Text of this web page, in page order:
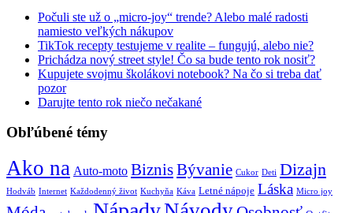
Počuli ste už o „micro-joy“ trende? Alebo malé radosti
namiesto veľkých nákupov
TikTok recepty testujeme v realite – fungujú, alebo nie?
Prichádza nový street style! Čo sa bude tento rok nosiť?
Kupujete svojmu školákovi notebook? Na čo si treba dať
pozor
Darujte tento rok niečo nečakané
Obľúbené témy
Ako na Auto-moto BiznisBývanie Cukor Deti Dizajn
Hodváb Internet Každodenný život Kuchyňa Káva Letné nápoje Láska Micro joy